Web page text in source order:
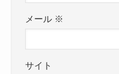
メール ※
サイト